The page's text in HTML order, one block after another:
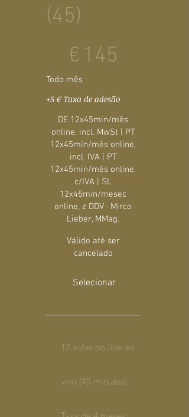
(45)
€ 145
Todo mês
+5 € Taxa de adesão
DE 12x45min/mês
online, incl. MwSt | PT
12x45min/mês online,
incl. IVA | PT
12x45min/mês online,
c/IVA | SL
12x45min/mesec
online, z DDV · Mirco
Lieber, MMag.
Válido até ser
cancelado
Selecionar
12 aulas on-line ao
vivo (45 minutos) ·